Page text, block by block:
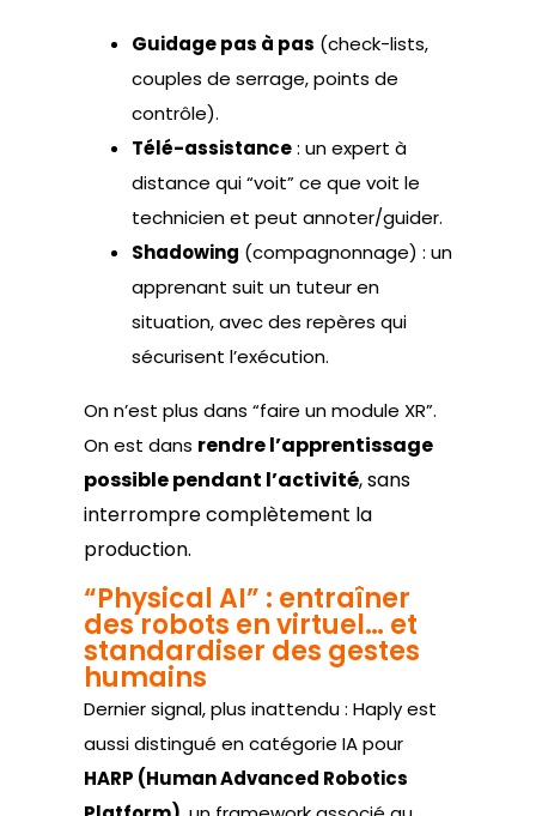
Guidage pas à pas (check-lists,
couples de serrage, points de
contrôle).
Télé-assistance: un expert à
distance qui “voit” ce que voit le
technicien et peut annoter/guider.
Shadowing (compagnonnage) : un
apprenant suit un tuteur en
situation, avec des repères qui
sécurisent l’exécution.
On n’est plus dans “faire un module XR”.
On est dans rendre l’apprentissage
possible pendant l’activité, sans
interrompre complètement la
production.
“Physical AI” : entraîner
des robots en virtuel… et
standardiser des gestes
humains
Dernier signal, plus inattendu : Haply est
aussi distingué en catégorie IA pour
HARP (Human Advanced Robotics